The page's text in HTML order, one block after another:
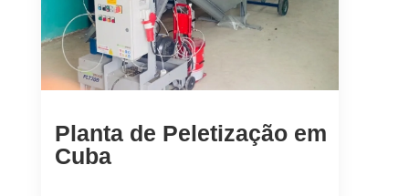
Planta de Peletização em
Cuba